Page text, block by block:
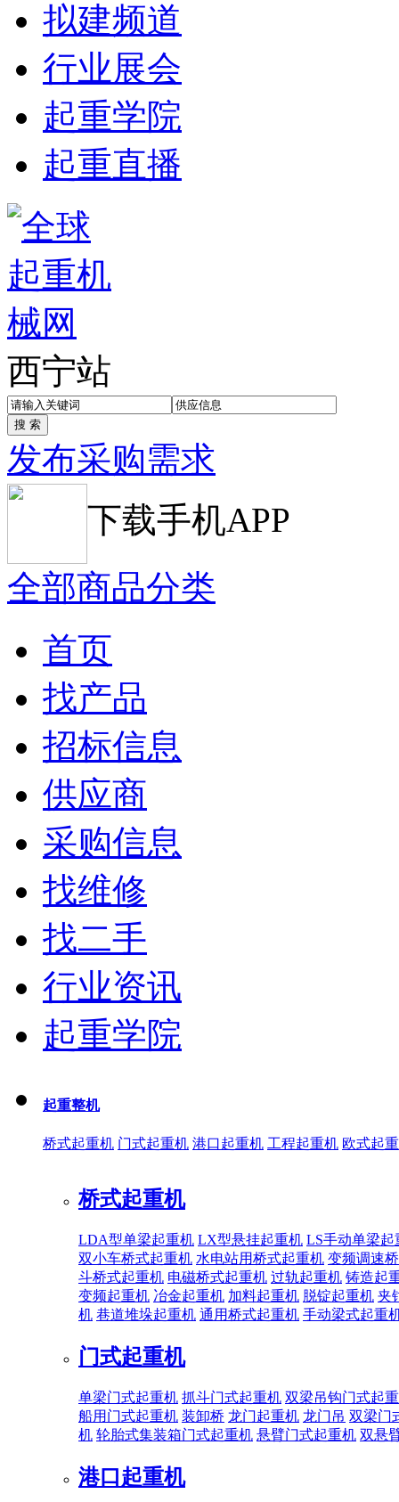
拟建频道
行业展会
起重学院
起重直播
西宁站
发布采购需求
下载手机APP
全部商品分类
首页
找产品
招标信息
供应商
采购信息
找维修
找二手
行业资讯
起重学院
起重整机
桥式起重机 门式起重机 港口起重机 工程起重机 欧式起
桥式起重机
LDA型单梁起重机 LX型悬挂起重机 LS手动单梁起
双小车桥式起重机 水电站用桥式起重机 变频调速
斗桥式起重机 电磁桥式起重机 过轨起重机 铸造起
变频起重机 冶金起重机 加料起重机 脱锭起重机 夹
机 巷道堆垛起重机 通用桥式起重机 手动梁式起重
门式起重机
单梁门式起重机 抓斗门式起重机 双梁吊钩门式起
船用门式起重机 装卸桥 龙门起重机 龙门吊 双梁门
机 轮胎式集装箱门式起重机 悬臂门式起重机 双悬
港口起重机